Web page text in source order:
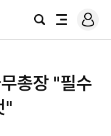
검
전
로
그
총장 "필수
"